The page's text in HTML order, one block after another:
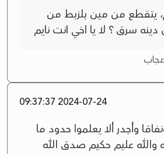
يتقطع من مين بلزبط من
سرق ؟ لا يا اخي انت نايم
2024-07-24 09:37:37
وأجدر ألا يعلموا حدود ما
والله عليم حكيم صدق الله